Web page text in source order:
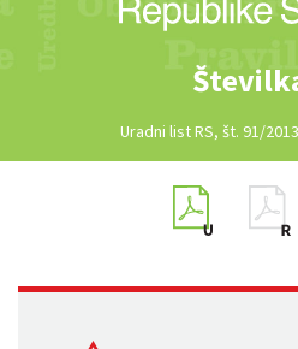
Uradni list RS, št. 91/